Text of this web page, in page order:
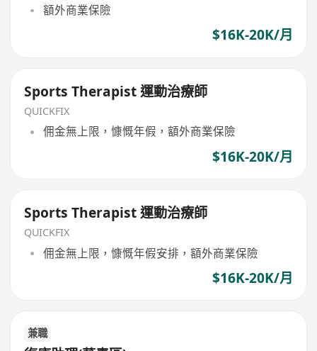
額外商業保險
$16K-20K/月
Sports Therapist 運動治療師
QUICKFIX
佣金無上限，慷慨年假，額外商業保險
$16K-20K/月
Sports Therapist 運動治療師
QUICKFIX
佣金無上限，慷慨年假安排，額外商業保險
$16K-20K/月
兼職